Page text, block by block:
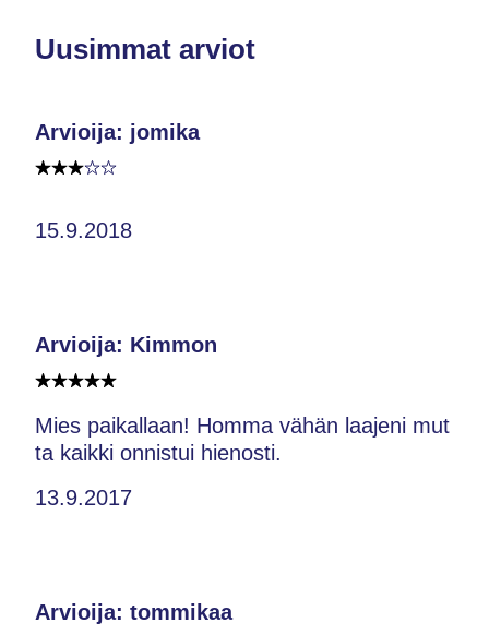
Uusimmat arviot
Arvioija: jomika
15.9.2018
Arvioija: Kimmon
Mies paikallaan! Homma vähän laajeni mut
ta kaikki onnistui hienosti.
13.9.2017
Arvioija: tommikaa